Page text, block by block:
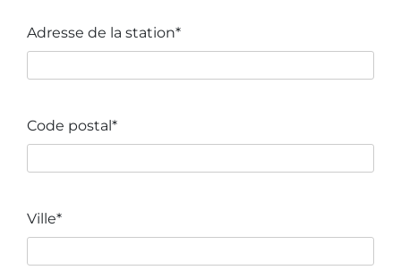
Adresse de la station*
Code postal*
Ville*